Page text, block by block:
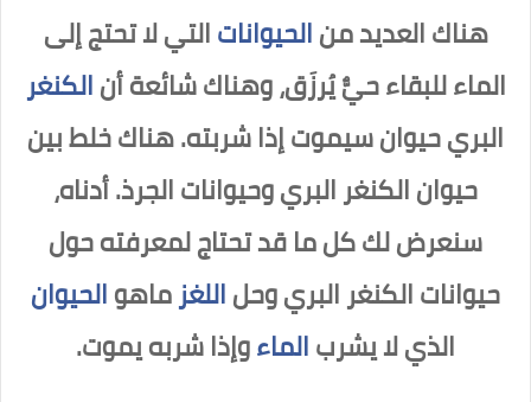
هناك العديد منالحيواناتالتي لا تحتج إلى
الماء للبقاء حيٌّ يُرزَق، وهناك شائعة أنالكنغر
البري حيوان سيموت إذا شربته. هناك خلط بين
حيوان الكنغر البري وحيوانات الجرذ. أدناه،
سنعرض لك كل ما قد تحتاج لمعرفته حول
حيوانات الكنغر البري وحلاللغزماهوالحيوان
الذي لا يشربالماءوإذا شربه يموت.